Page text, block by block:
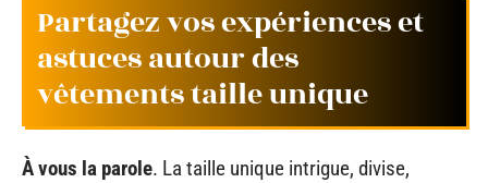
Partagez vos expériences et
astuces autour des
vêtements taille unique
À vous la parole. La taille unique intrigue, divise,